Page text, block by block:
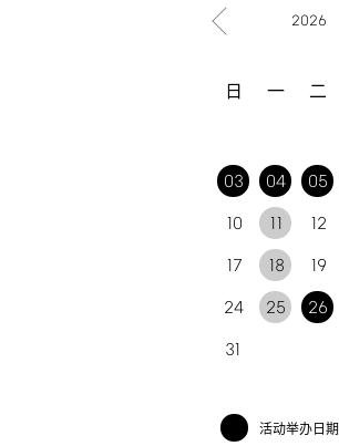
2026
日 一 二
03 04 05
10 11 12
17 18 19
24 25 26
31
活动举办日期